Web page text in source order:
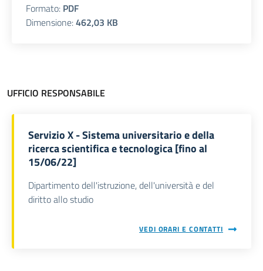
Formato: PDF
Dimensione:462,03 KB
UFFICIO RESPONSABILE
Servizio X - Sistema universitario e della
ricerca scientifica e tecnologica [fino al
15/06/22]
Dipartimento dell'istruzione, dell'università e del
diritto allo studio
VEDI ORARI E CONTATTI